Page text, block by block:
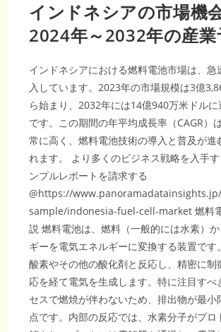
フ
ラ
が
加
インドネシアの市場機
2024年～2032年の産業
インドネシアにおける燃料電池市場は、急
入しています。2023年の市場規模は3億
ら始まり、2032年には14億940万米ドル
です。この期間の年平均成長率（CAGR）
常に高く、燃料電池技術の導入と普及が進
れます。 より多くのビジネス戦略を入手
ンプルレポートを請求する
@https://
sample/indonesia-fuel-cell-market 燃料
説 燃料電池は、燃料（一般的には水素）
ギーを電気エネルギーに変換する装置です
酸素やその他の酸化剤と反応し、精密に制
応を経て電気を生成します。特に注目すべ
セスで燃焼が伴わないため、排出物が最小
点です。内部の反応では、水素分子がプロ